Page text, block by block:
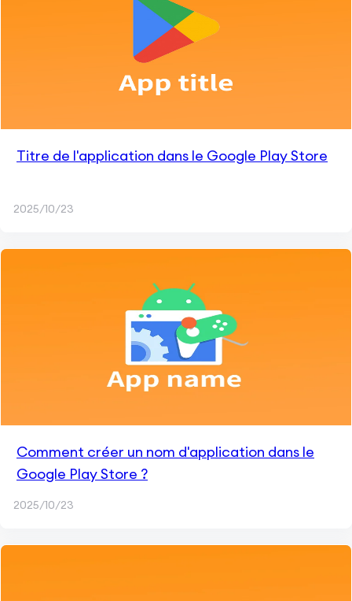
Titre de l'application dans le Google Play Store
2025/10/23
Comment créer un nom d'application dans le
Google Play Store ?
2025/10/23